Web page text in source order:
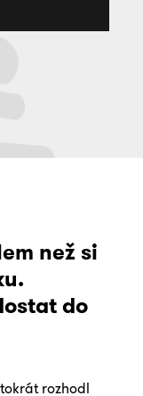
než si
do
rozhodl